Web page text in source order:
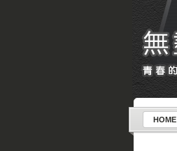
HOME